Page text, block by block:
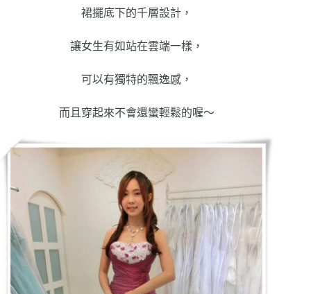
裙擺底下的千層設計，
讓女生有如站在雲端一樣，
可以有獨特的飄逸感，
而且穿起來不會還蠻輕鬆的喔～